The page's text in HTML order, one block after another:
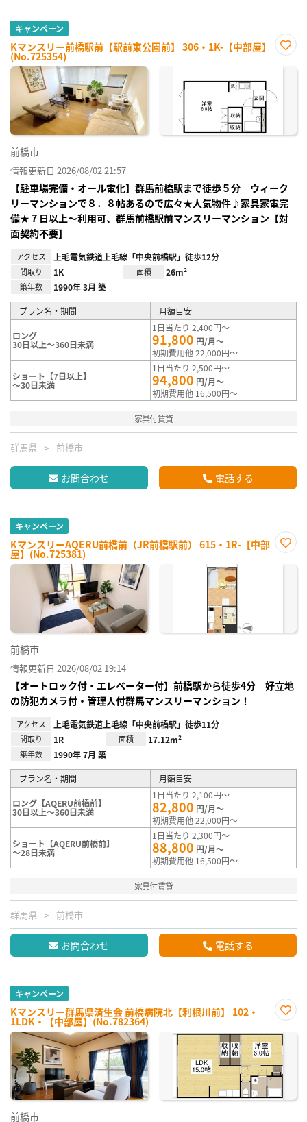
キャンペーン
Kマンスリー前橋駅前【駅前東公園前】 306・1K-【中部屋】
(No.725354)
に入
前橋市
情報更新日 2026/08/02 21:57
【駐車場完備・オール電化】群馬前橋駅まで徒歩５分 ウィーク
リーマンションで８．８帖あるので広々★人気物件♪家具家電完
備★７日以上～利用可、群馬前橋駅前マンスリーマンション【対
面契約不要】
アクセス 上毛電気鉄道上毛線「中央前橋駅」徒歩12分
間取り 1K 面積 26m²
築年数 1990年 3月 築
プラン名・期間 月額目安
ロング
30日以上～360日未満
1日当たり 2,400円～
91,800 円/月～
初期費用他 22,000円～
ショート【7日以上】
～30日未満
1日当たり 2,500円～
94,800 円/月～
初期費用他 16,500円～
家具付賃貸
群馬県 前橋市
お問合わせ 電話する
キャンペーン
KマンスリーAQERU前橋前（JR前橋駅前） 615・1R-【中部
屋】(No.725381)
に入
前橋市
情報更新日 2026/08/02 19:14
【オートロック付・エレベーター付】前橋駅から徒歩4分 好立地
の防犯カメラ付・管理人付群馬マンスリーマンション！
アクセス 上毛電気鉄道上毛線「中央前橋駅」徒歩11分
間取り 1R 面積 17.12m²
築年数 1990年 7月 築
プラン名・期間 月額目安
ロング【AQERU前橋前】
30日以上～360日未満
1日当たり 2,100円～
82,800 円/月～
初期費用他 22,000円～
ショート【AQERU前橋前】
～28日未満
1日当たり 2,300円～
88,800 円/月～
初期費用他 16,500円～
家具付賃貸
群馬県 前橋市
お問合わせ 電話する
キャンペーン
Kマンスリー群馬県済生会 前橋病院北【利根川前】 102・
1LDK・【中部屋】(No.782364)
に入
り登
録
前橋市